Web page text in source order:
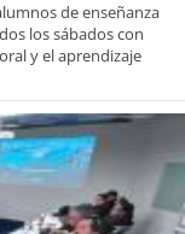
de enseñanza
los sábados con
y el aprendizaje